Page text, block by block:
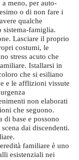
meno, per auto-
o di non fare i
qualche
sistema-famiglia.
Lasciare il proprio
costumi, le
stress acuto che
Istallarsi in
che si esiliano
e le afflizioni vissute
non elaborati
che seguono.
di base e possono
dai discendenti.
familiare è uno
esistenziali nei